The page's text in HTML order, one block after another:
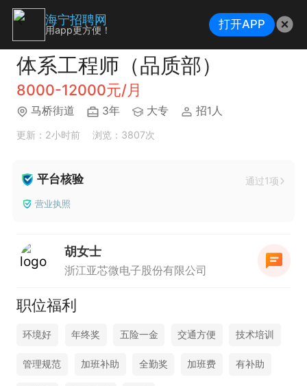
体系工程师（品质部）
8000-12000元/月
马桥街道 3年 大专 招1人
更新：2小时前 浏览：3807次
平台核验 通过1项
营业执照
胡女士
浙江亚芯微电子股份有限公司
职位福利
环境好 年终奖 五险一金 交通方便 技术培训
管理规范 加班补助 全勤奖 加班费 有补助
海宁招聘网
用app更方便！ 打开APP